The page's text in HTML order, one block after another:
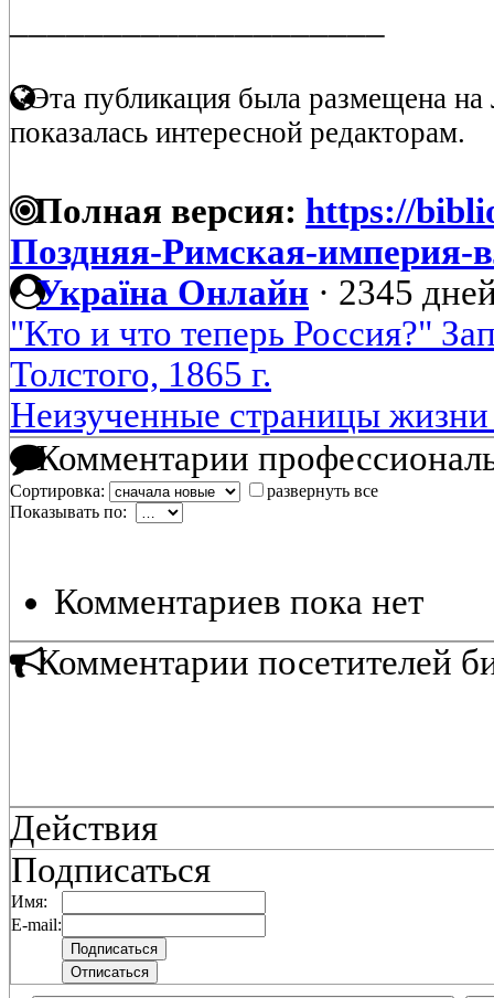
Эта публикация была размещена на
показалась интересной редакторам.
Полная версия: https://
Поздняя-Римская-империя-
Україна Онлайн · 2345
"Кто и что теперь Россия?"
Толстого, 1865 г.
Неизученные страницы
Комментарии
Сортировка:
развернуть все
Показывать по:
Комментариев пока нет
Комментарии посетителей
Действия
Подписаться
Имя:
E-mail: